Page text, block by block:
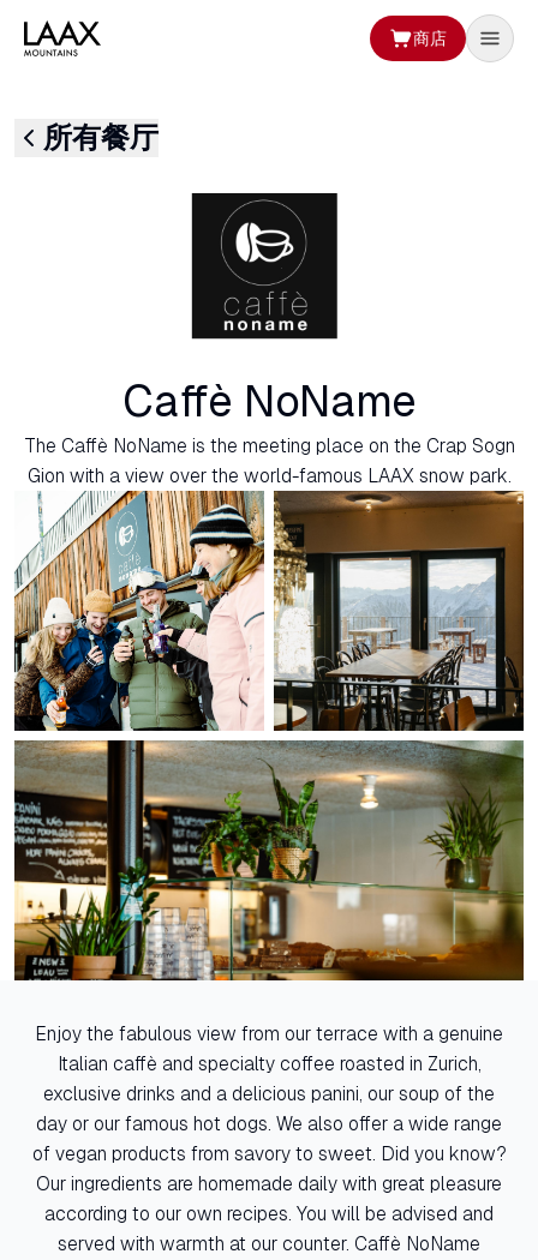
商店
所有餐厅
Caffè NoName
The Caffè NoName is the meeting place on the Crap Sogn
Gion with a view over the world-famous LAAX snow park.
Enjoy the fabulous view from our terrace with a genuine
Italian caffè and specialty coffee roasted in Zurich,
exclusive drinks and a delicious panini, our soup of the
day or our famous hot dogs. We also offer a wide range
of vegan products from savory to sweet. Did you know?
Our ingredients are homemade daily with great pleasure
according to our own recipes. You will be advised and
served with warmth at our counter. Caffè NoName